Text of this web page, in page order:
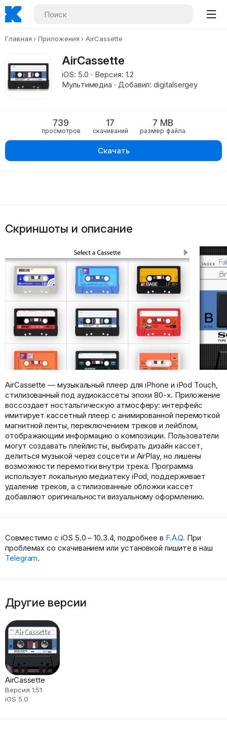
Главная Приложения AirCassette
AirCassette
iOS: 5.0 · Версия: 1.2
Мультимедиа · Добавил: digitalsergey
739
просмотров
17
скачиваний
7 MB
размер файла
Скачать
Скриншоты и описание
AirCassette — музыкальный плеер для iPhone и iPod Touch,
стилизованный под аудиокассеты эпохи 80-х. Приложение
воссоздает ностальгическую атмосферу: интерфейс
имитирует кассетный плеер с анимированной перемоткой
магнитной ленты, переключением треков и лейблом,
отображающим информацию о композиции. Пользователи
могут создавать плейлисты, выбирать дизайн кассет,
делиться музыкой через соцсети и AirPlay, но лишены
возможности перемотки внутри трека. Программа
использует локальную медиатеку iPod, поддерживает
удаление треков, а стилизованные обложки кассет
добавляют оригинальности визуальному оформлению.
Совместимо с iOS 5.0 – 10.3.4, подробнее в F.A.Q. При
проблемах со скачиванием или установкой пишите в наш
Telegram.
Другие версии
AirCassette
Версия 1.51
iOS 5.0